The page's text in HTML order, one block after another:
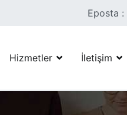
Eposta :
Hizmetler İletişim